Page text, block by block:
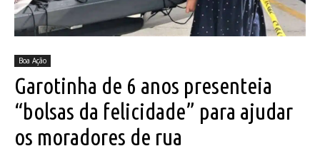
Boa Ação
Garotinha de 6 anos presenteia
“bolsas da felicidade” para ajudar
os moradores de rua